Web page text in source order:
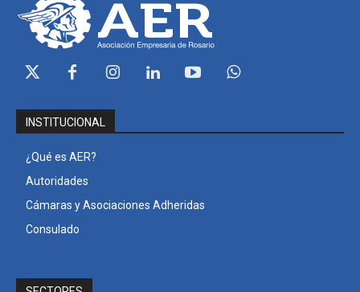
INSTITUCIONAL
¿Qué es AER?
Autoridades
Cámaras y Asociaciones Adheridas
Consulado